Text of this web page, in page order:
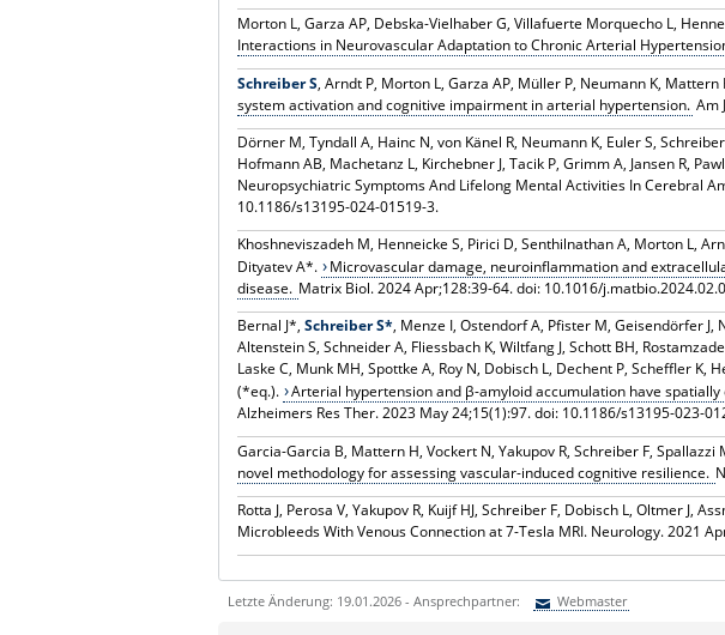
Morton L, Garza AP, Debska-Vielhaber G, Villafuerte Morquecho L,
Interactions in Neurovascular Adaptation to Chronic Arterial
Schreiber S, Arndt P, Morton L, Garza AP, Müller P, Neumann K,
system activation and cognitive impairment in arterial hypertension. Am
Dörner M, Tyndall A, Hainc N, von Känel R, Neumann K, Euler S,
Hofmann AB, Machetanz L, Kirchebner J, Tacik P, Grimm A, Jansen R,
Neuropsychiatric Symptoms And Lifelong Mental Activities In Cerebral
10.1186/s13195-024-01519-3.
Khoshneviszadeh M, Henneicke S, Pirici D, Senthilnathan A, Morton L,
Dityatev A*.
Microvascular damage, neuroinflammation and
disease. Matrix Biol. 2024 Apr;128:39-64. doi: 10.1016/
Bernal J*,Schreiber S*, Menze I, Ostendorf A, Pfister M, Geisendörfer J,
Altenstein S, Schneider A, Fliessbach K, Wiltfang J, Schott BH,
Laske C, Munk MH, Spottke A, Roy N, Dobisch L, Dechent P, Scheffler
(*eq.). Arterial hypertension and β-amyloid accumulation have
Alzheimers Res Ther. 2023 May 24;15(1):97. doi: 10.1186/s13195-023-
Garcia-Garcia B, Mattern H, Vockert N, Yakupov R, Schreiber F,
novel methodology for assessing vascular-induced cognitive resilience.
Rotta J, Perosa V, Yakupov R, Kuijf HJ, Schreiber F, Dobisch L, Oltmer J,
Microbleeds With Venous Connection at 7-Tesla MRI. Neurology. 2021
Letzte Änderung: 19.01.2026 - Ansprechpartner: Webmaster